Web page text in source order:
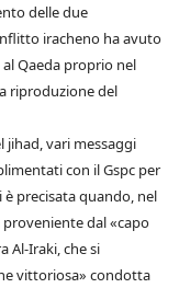
delle due
iracheno ha avuto
Qaeda proprio nel
riproduzione del
vari messaggi
con il Gspc per
è precisata quando, nel
dal «capo
Al-Iraki, che si
vittoriosa» condotta